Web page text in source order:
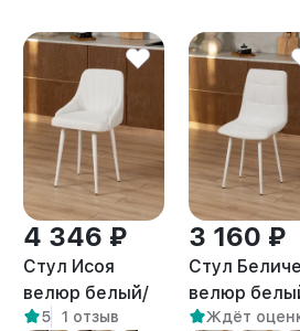
4 346 ₽
Стул Исоя
велюр белый/
белый
5 1 отзыв
3 160 ₽
Стул Беличе
велюр
белый
Ждёт